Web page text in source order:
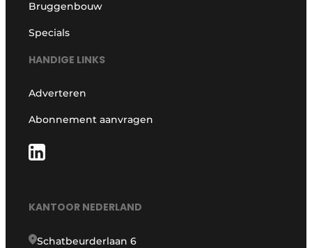
Bruggenbouw
Specials
HANDIGE LINKS
Adverteren
Abonnement aanvragen
KANTOOR NEDERLAND
Schatbeurderlaan 6